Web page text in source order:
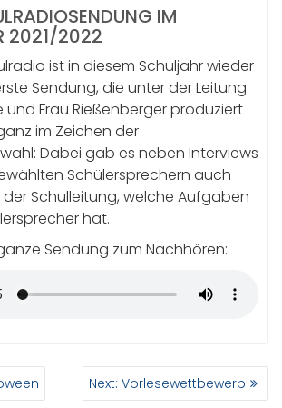
IM
2021/2022
ist in diesem Schuljahr wieder
Sendung, die unter der Leitung
und Frau Rießenberger produziert
im Zeichen der
Dabei gab es neben Interviews
Schülersprechern auch
Schulleitung, welche Aufgaben
hat.
Sendung zum Nachhören:
Next: Next
Vorlesewettbewerb